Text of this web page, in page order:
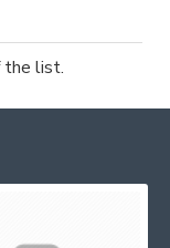
the list.